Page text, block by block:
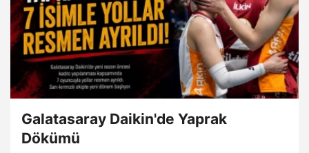
Galatasaray Daikin'de Yaprak
Dökümü